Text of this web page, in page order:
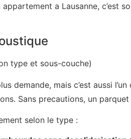
a Lausanne,
type et sous-couche)
demande, mais c’est aussi
Sans precautions, un
selon le type :